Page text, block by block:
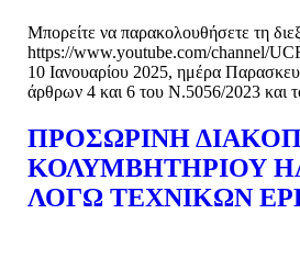
Μπορείτε να παρακολουθήσετε τη
https://www.youtube.com/channel/
10 Ιανουαρίου 2025, ημέρα
άρθρων 4 και 6 του Ν.5056/2023 και
ΠΡΟΣΩΡΙΝΗ
ΚΟΛΥΜΒΗΤΗΡΙΟΥ
ΛΟΓΩ ΤΕΧΝΙΚΩΝ